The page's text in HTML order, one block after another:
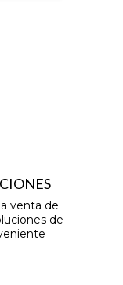
venta de
de